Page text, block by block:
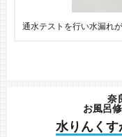
通水テストを行い水漏れ
奈
お風呂
水りんくす